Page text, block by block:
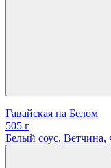
Гавайская на Белом
505 г
Белый соус,